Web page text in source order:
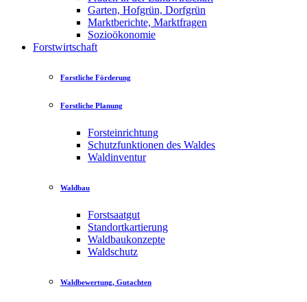
Garten, Hofgrün, Dorfgrün
Marktberichte, Marktfragen
Sozioökonomie
Forstwirtschaft
Forstliche Förderung
Forstliche Planung
Forsteinrichtung
Schutzfunktionen des Waldes
Waldinventur
Waldbau
Forstsaatgut
Standortkartierung
Waldbaukonzepte
Waldschutz
Waldbewertung, Gutachten